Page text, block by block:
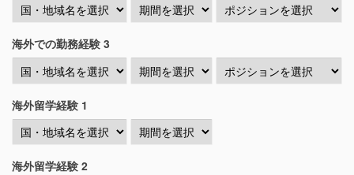
海外での勤務経験 3
海外留学経験 1
海外留学経験 2